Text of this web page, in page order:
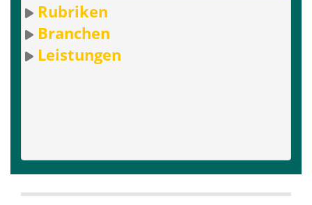
Rubriken
Branchen
Leistungen